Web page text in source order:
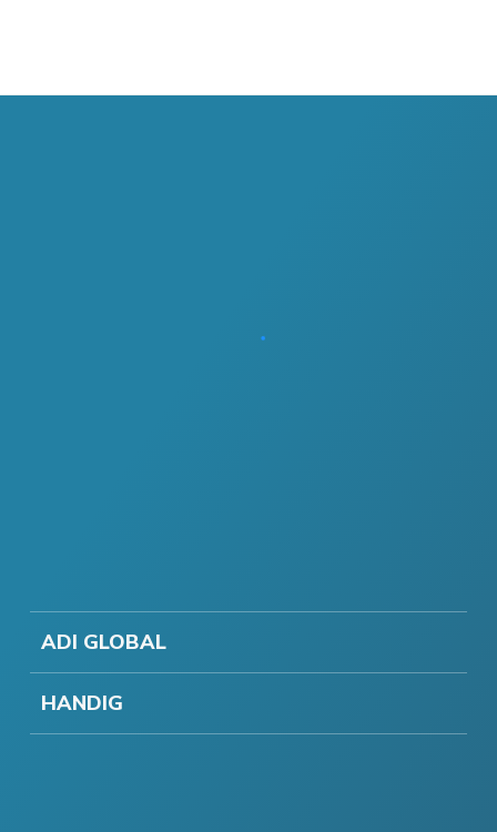
ADI GLOBAL
HANDIG